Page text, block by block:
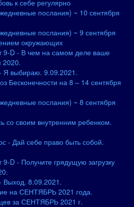
к себе регулярно
послания) ~ 10 сентября
послания) ~ 9 сентября
окружающих
9-D - В чем на самом деле ваше
2020.
Я выбираю. 9.09.2021.
Бесконечности на 8 – 14 сентября
послания) ~ 8 сентября
со своим внутренним ребенком.
- Дай себе право быть собой.
9-D - Получите грядущую загрузку
Выход. 8.09.2021.
на СЕНТЯБРЬ 2021 года.
за СЕНТЯБРЬ 2021 г.